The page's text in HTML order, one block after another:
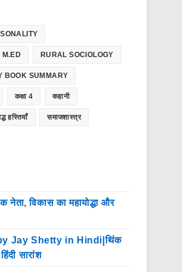
M.ED RURAL SOCIOLOGY
BOOK SUMMARY
कक्षा 4 कहानी
हस्तियाँ समाजशास्त्र
नेता, विकास का महायोद्धा और
Jay Shetty in Hindi|थिंक
सारांश